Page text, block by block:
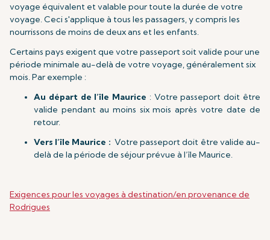
voyage équivalent et valable pour toute la durée de votre
voyage. Ceci s'applique à tous les passagers, y compris les
nourrissons de moins de deux ans et les enfants.
Certains pays exigent que votre passeport soit valide pour une
période minimale au-delà de votre voyage, généralement six
mois. Par exemple :
Au départ de l’île Maurice : Votre passeport doit être
valide pendant au moins six mois après votre date de
retour.
Vers l’île Maurice : Votre passeport doit être valide au-
delà de la période de séjour prévue à l’île Maurice.
Exigences pour les voyages à destination/en provenance de
Rodrigues